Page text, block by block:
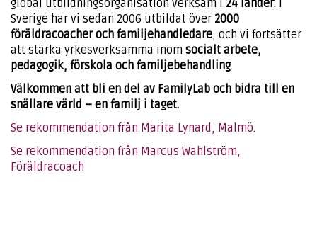
global utbildningsorganisation verksam i 24 länder. I
Sverige har vi sedan 2006 utbildat över 2000
föräldracoacher och familjehandledare, och vi fortsätter
att stärka yrkesverksamma inom socialt arbete,
pedagogik, förskola och familjebehandling.
Välkommen att bli en del av FamilyLab och bidra till en
snällare värld – en familj i taget.
Se rekommendation från Marita Lynard, Malmö.
Se rekommendation från Marcus Wahlström,
Föräldracoach